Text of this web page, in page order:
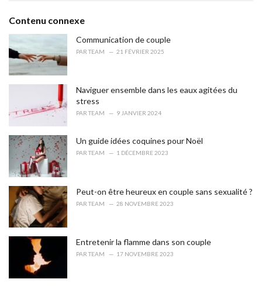
r
i
e
s
:Contenu connexe
Communication de couple
PAR TEAM 21 FÉVRIER 2025
Naviguer ensemble dans les eaux agitées du
stress
PAR TEAM 9 JANVIER 2024
Un guide idées coquines pour Noël
PAR TEAM 1 DÉCEMBRE 2023
Peut-on être heureux en couple sans sexualité ?
PAR TEAM 28 NOVEMBRE 2023
Entretenir la flamme dans son couple
PAR TEAM 17 NOVEMBRE 2023